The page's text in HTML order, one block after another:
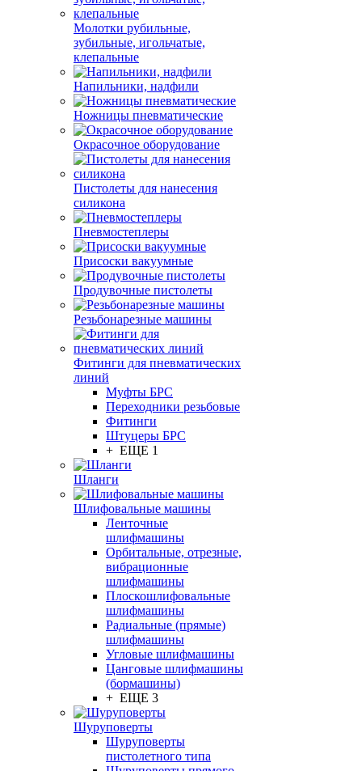
Молотки рубильные,
зубильные, игольчатые,
клепальные
Напильники, надфили
Ножницы пневматические
Окрасочное оборудование
Пистолеты для нанесения
силикона
Пневмостеплеры
Присоски вакуумные
Продувочные пистолеты
Резьбонарезные машины
Фитинги для пневматических
линий
Муфты БРС
Переходники резьбовые
Фитинги
Штуцеры БРС
+ ЕЩЕ 1
Шланги
Шлифовальные машины
Ленточные
шлифмашины
Орбитальные, отрезные,
вибрационные
шлифмашины
Плоскошлифовальные
шлифмашины
Радиальные (прямые)
шлифмашины
Угловые шлифмашины
Цанговые шлифмашины
(бормашины)
+ ЕЩЕ 3
Шуруповерты
Шуруповерты
пистолетного типа